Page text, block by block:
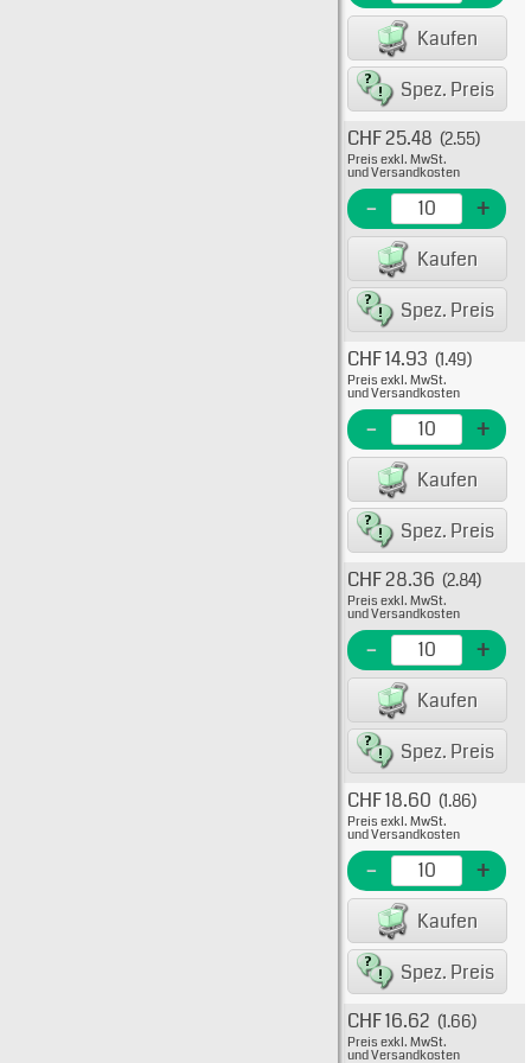
Kaufen
Spez. Preis
Typ:
EME
CHF 25.48 (2.55)
Preis exkl. MwSt.
und Versandkosten
- +
Kaufen
Spez. Preis
EME
CHF 14.93 (1.49)
Preis exkl. MwSt.
und Versandkosten
- +
Kaufen
Spez. Preis
Typ:
EME
CHF 28.36 (2.84)
Preis exkl. MwSt.
und Versandkosten
- +
Kaufen
Spez. Preis
EME
CHF 18.60 (1.86)
Preis exkl. MwSt.
und Versandkosten
- +
Kaufen
Spez. Preis
CHF 16.62 (1.66)
Preis exkl. MwSt.
und Versandkosten